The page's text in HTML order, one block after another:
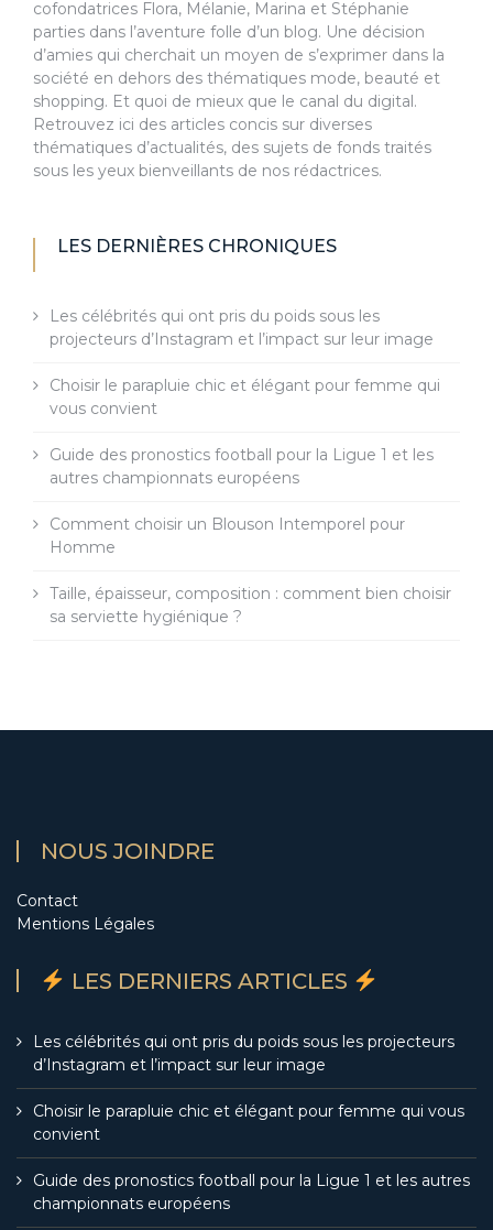
cofondatrices Flora, Mélanie, Marina et Stéphanie
parties dans l’aventure folle d’un blog. Une décision
d’amies qui cherchait un moyen de s’exprimer dans la
société en dehors des thématiques mode, beauté et
shopping. Et quoi de mieux que le canal du digital.
Retrouvez ici des articles concis sur diverses
thématiques d’actualités, des sujets de fonds traités
sous les yeux bienveillants de nos rédactrices.
LES DERNIÈRES CHRONIQUES
Les célébrités qui ont pris du poids sous les
projecteurs d’Instagram et l’impact sur leur image
Choisir le parapluie chic et élégant pour femme qui
vous convient
Guide des pronostics football pour la Ligue 1 et les
autres championnats européens
Comment choisir un Blouson Intemporel pour
Homme
Taille, épaisseur, composition : comment bien choisir
sa serviette hygiénique ?
NOUS JOINDRE
Contact
Mentions Légales
LES DERNIERS ARTICLES
Les célébrités qui ont pris du poids sous les projecteurs
d’Instagram et l’impact sur leur image
Choisir le parapluie chic et élégant pour femme qui vous
convient
Guide des pronostics football pour la Ligue 1 et les autres
championnats européens